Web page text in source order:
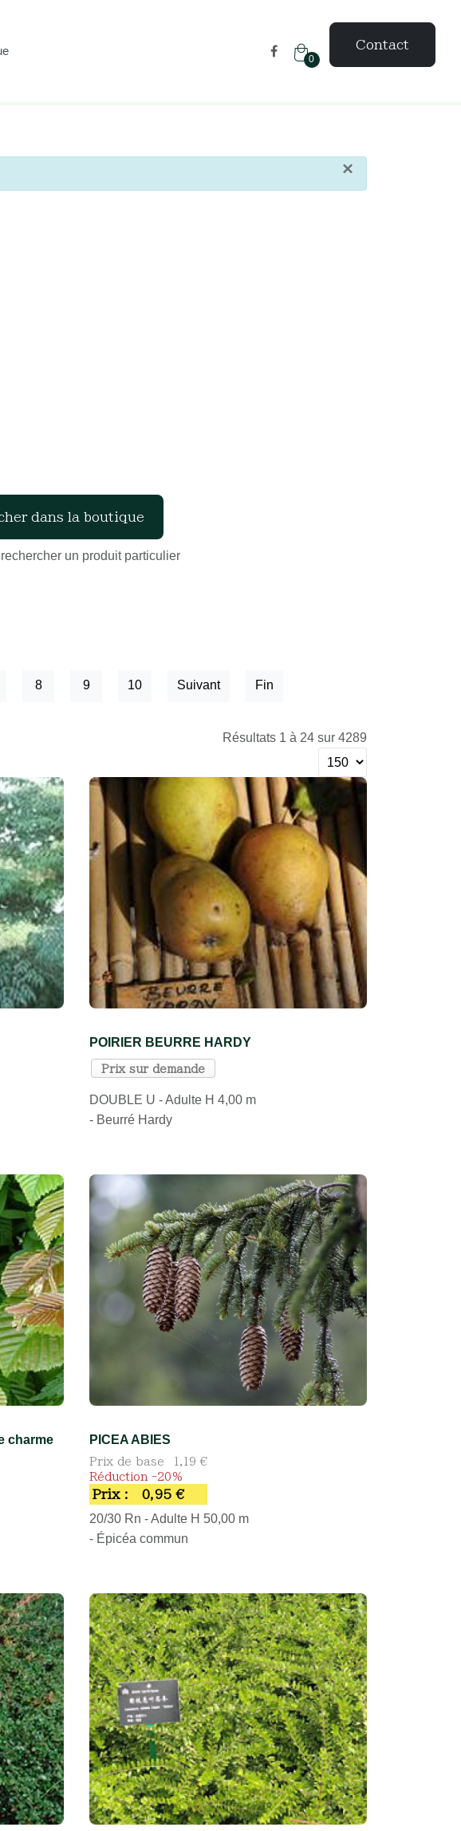
0
Contact
×
un produit particulier
8 9 10 Suivant Fin
Résultats 1 à 24 sur 4289
POIRIER BEURRE HARDY
Prix sur demande
DOUBLE U - Adulte H 4,00 m
- Beurré Hardy
charme PICEA ABIES
Prix de base
1,19 €
Réduction -20%
Prix : 0,95 €
20/30 Rn - Adulte H 50,00 m
- Épicéa commun